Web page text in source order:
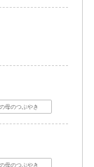
母のつぶやき
母のつぶやき